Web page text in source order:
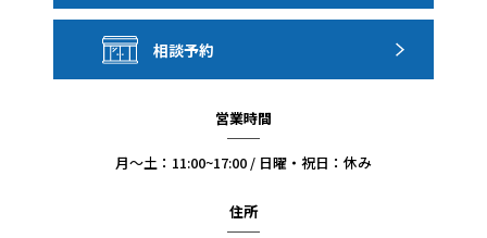
相談予約
営業時間
月〜土：11:00~17:00 / 日曜・祝日：休み
住所